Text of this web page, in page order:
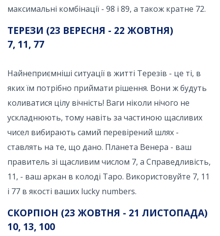
максимальні комбінації - 98 і 89, а також кратне 72.
ТЕРЕЗИ (23 ВЕРЕСНЯ - 22 ЖОВТНЯ)
7, 11, 77
Найнеприємніші ситуації в житті Терезів - це ті, в
яких їм потрібно приймати рішення. Вони ж будуть
коливатися цілу вічність! Ваги ніколи нічого не
ускладнюють, тому навіть за частиною щасливих
чисел вибирають самий перевірений шлях -
ставлять на те, що дано. Планета Венера - ваш
правитель зі щасливим числом 7, а Справедливість,
11, - ваш аркан в колоді Таро. Використовуйте 7, 11
і 77 в якості ваших lucky numbers.
СКОРПІОН (23 ЖОВТНЯ - 21 ЛИСТОПАДА)
10, 13, 100